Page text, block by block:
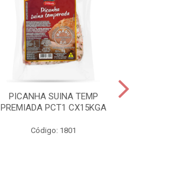
PICANHA SUINA TEMP
PREMIADA PCT1 CX15KGA
Código: 1801